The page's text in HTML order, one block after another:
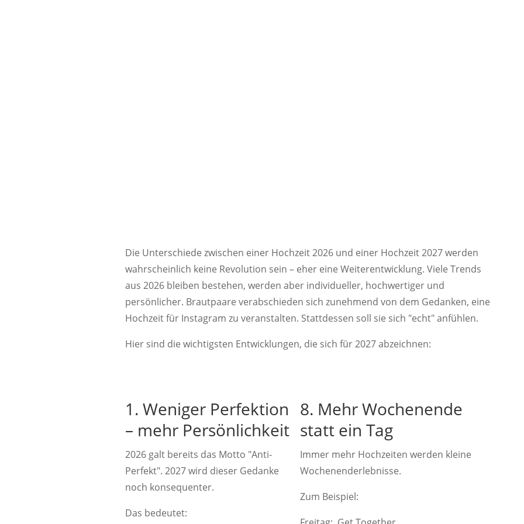
Die Unterschiede zwischen einer Hochzeit 2026 und einer Hochzeit 2027 werden
wahrscheinlich keine Revolution sein – eher eine Weiterentwicklung. Viele Trends
aus 2026 bleiben bestehen, werden aber individueller, hochwertiger und
persönlicher. Brautpaare verabschieden sich zunehmend von dem Gedanken, eine
Hochzeit für Instagram zu veranstalten. Stattdessen soll sie sich "echt" anfühlen.
Hier sind die wichtigsten Entwicklungen, die sich für 2027 abzeichnen:
1. Weniger Perfektion
– mehr Persönlichkeit
2026 galt bereits das Motto "Anti-
Perfekt". 2027 wird dieser Gedanke
noch konsequenter.
Das bedeutet:
8. Mehr Wochenende
statt ein Tag
Immer mehr Hochzeiten werden kleine
Wochenenderlebnisse.
Zum Beispiel: